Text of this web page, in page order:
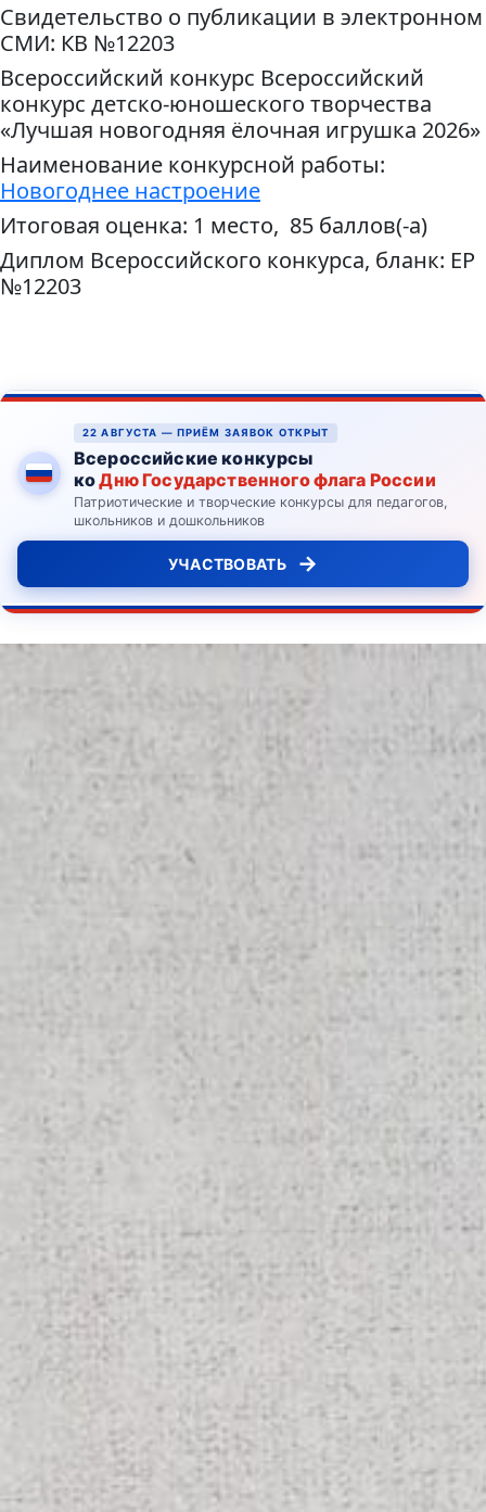
Свидетельство о публикации в электронном
СМИ: КВ №12203
Всероссийский конкурс Всероссийский
конкурс детско-юношеского творчества
«Лучшая новогодняя ёлочная игрушка 2026»
Наименование конкурсной работы:
Новогоднее настроение
Итоговая оценка: 1 место, 85 баллов(-а)
Диплом Всероссийского конкурса, бланк: ЕР
№12203
22 АВГУСТА — ПРИЁМ ЗАЯВОК ОТКРЫТ
Всероссийские конкурсы
коДню Государственного флага России
Патриотические и творческие конкурсы для педагогов,
школьников и дошкольников
УЧАСТВОВАТЬ →